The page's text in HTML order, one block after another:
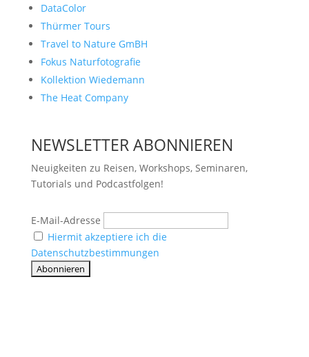
DataColor
Thürmer Tours
Travel to Nature GmBH
Fokus Naturfotografie
Kollektion Wiedemann
The Heat Company
NEWSLETTER ABONNIEREN
Neuigkeiten zu Reisen, Workshops, Seminaren,
Tutorials und Podcastfolgen!
E-Mail-Adresse
Hiermit akzeptiere ich die
Datenschutzbestimmungen